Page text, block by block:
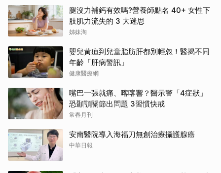
腿沒力補鈣有效嗎?營養師點名 40+ 女性下
肢肌力流失的 3 大迷思
姊妹淘
嬰兒黃疸到兒童脂肪肝都別輕忽！醫揭不同
年齡「肝病警訊」
健康醫療網
嘴巴一張就痛、喀喀響？醫示警「4症狀」
恐顳顎關節出問題 3習慣快戒
常春月刊
安南醫院導入海福刀無創治療攝護腺癌
中華日報